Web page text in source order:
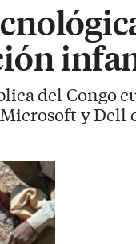
del Congo
y Dell